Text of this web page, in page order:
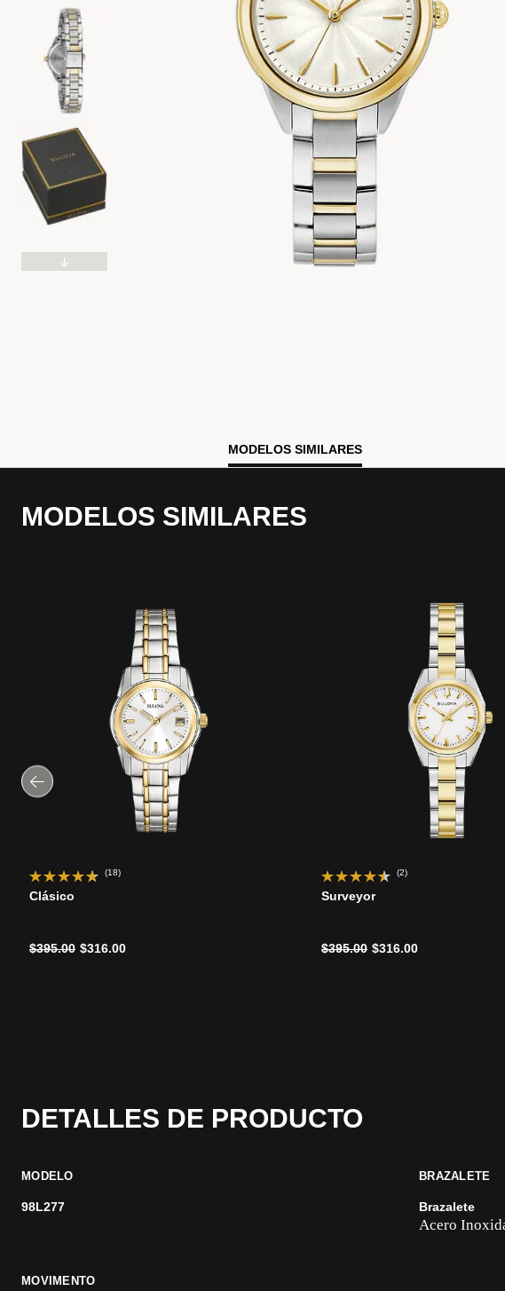
MODELOS SIMILARES
MODELOS SIMILARES
(18)
Clásico
Precio reducido de
$395.00a$316.00
(2)
Surveyor
Precio reducido de
$395.00a$316.00
DETALLES DE PRODUCTO
MODELO
98L277
MOVIMENTO
BRAZALETE
Brazalete
Acero